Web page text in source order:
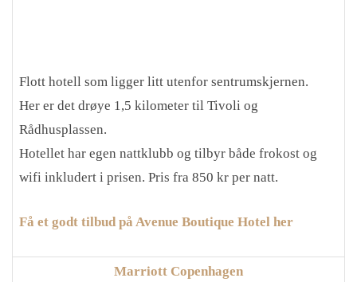
Flott hotell som ligger litt utenfor sentrumskjernen.
Her er det drøye 1,5 kilometer til Tivoli og
Rådhusplassen.
Hotellet har egen nattklubb og tilbyr både frokost og
wifi inkludert i prisen. Pris fra 850 kr per natt.
Få et godt tilbud på Avenue Boutique Hotel her
Marriott Copenhagen